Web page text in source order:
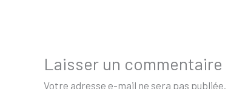
Laisser un commentaire
Votre adresse e-mail ne sera pas publiée.